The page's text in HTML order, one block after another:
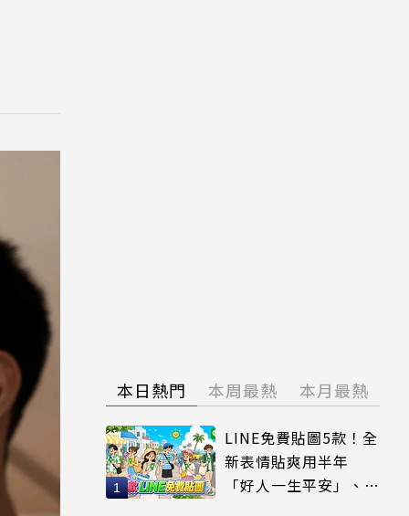
本日熱門 本周最熱 本月最熱
LINE免費貼圖5款！全
新表情貼爽用半年
「好人一生平安」、